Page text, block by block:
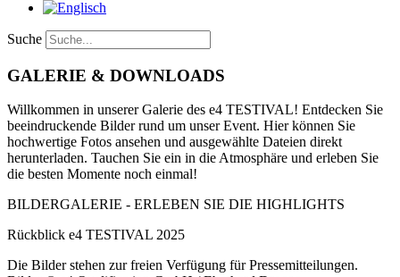
Suche
GALERIE & DOWNLOADS
Willkommen in unserer Galerie des e4 TESTIVAL! Entdecken Sie
beeindruckende Bilder rund um unser Event. Hier können Sie
hochwertige Fotos ansehen und ausgewählte Dateien direkt
herunterladen. Tauchen Sie ein in die Atmosphäre und erleben Sie
die besten Momente noch einmal!
BILDERGALERIE - ERLEBEN SIE DIE HIGHLIGHTS
Rückblick e4 TESTIVAL 2025
Die Bilder stehen zur freien Verfügung für Pressemitteilungen.